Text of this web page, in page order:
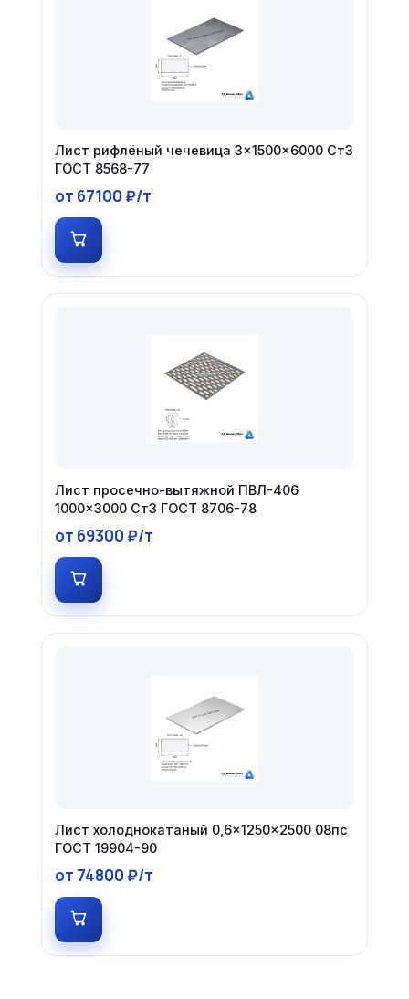
Лист рифлёный чечевица 3×1500×6000 Ст3
ГОСТ 8568-77
от 67100 ₽/т
Лист просечно-вытяжной ПВЛ-406
1000×3000 Ст3 ГОСТ 8706-78
от 69300 ₽/т
Лист холоднокатаный 0,6×1250×2500 08пс
ГОСТ 19904-90
от 74800 ₽/т